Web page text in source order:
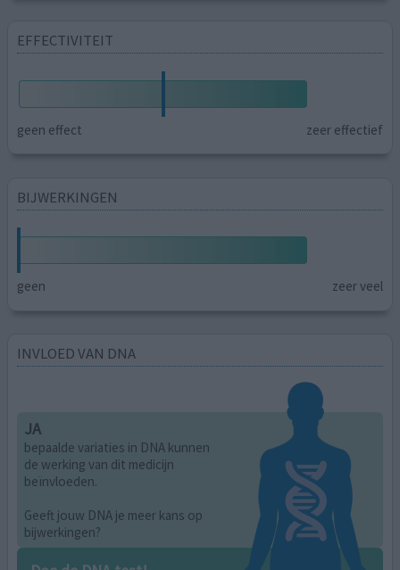
EFFECTIVITEIT
geen effect zeer effectief
BIJWERKINGEN
geen zeer veel
INVLOED VAN DNA
JA
bepaalde variaties in DNA kunnen
de werking van dit medicijn
beïnvloeden.
Geeft jouw DNA je meer kans op
bijwerkingen?